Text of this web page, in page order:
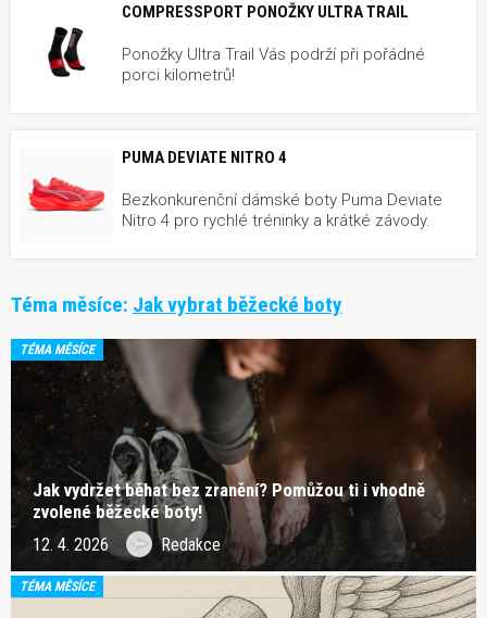
COMPRESSPORT PONOŽKY ULTRA TRAIL
Ponožky Ultra Trail Vás podrží při pořádné
porci kilometrů!
PUMA DEVIATE NITRO 4
Bezkonkurenční dámské boty Puma Deviate
Nitro 4 pro rychlé tréninky a krátké závody.
Téma měsíce: Jak vybrat běžecké boty
TÉMA MĚSÍCE
Jak vydržet běhat bez zranění? Pomůžou ti i vhodně
zvolené běžecké boty!
12. 4. 2026 Redakce
TÉMA MĚSÍCE